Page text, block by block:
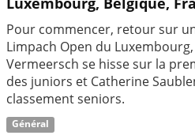
Pour commencer, retour sur
Limpach Open du
Vermeersch se hisse sur la
des juniors et Catherine
classement seniors.
Général